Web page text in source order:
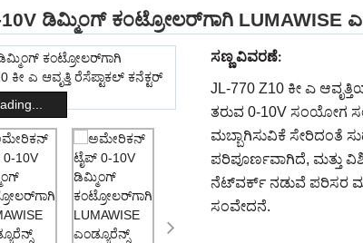
ಡಿಮ್ಮಿಂಗ್ ಕಂಟ್ರೋಲರ್‌ಗಾಗಿ LUMAWISE
ಸಣ್ಣ ವಿವರಣೆ:
JL-770 Z10 ಕೀ ಎ
ತರುವ 0-10V ಸಂಯೋಗ
ಮಬ್ಬಾಗಿಸುವಿಕೆ ಸೇರಿದಂತೆ
ಪರಿಪೂರ್ಣವಾಗಿದೆ, ಮತ್ತು
ನೆಟ್‌ವರ್ಕ್ ನಡುವೆ ಪರಿಸರ
ಸಂವೇದನೆ.